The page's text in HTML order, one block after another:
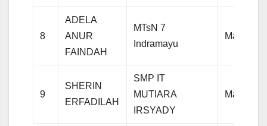
8
ADELA
ANUR
FAINDAH
MTsN 7
Indramayu
9
SHERIN
ERFADILAH
SMP IT
MUTIARA
IRSYADY